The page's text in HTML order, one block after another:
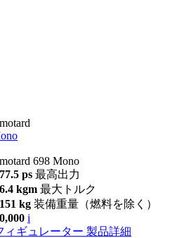
698 Mono
77.5 ps 最高出力
6.4 kgm 最大トルク
151 kg 装備重量（燃料を除く）
i
ィギュレーター 製品詳細